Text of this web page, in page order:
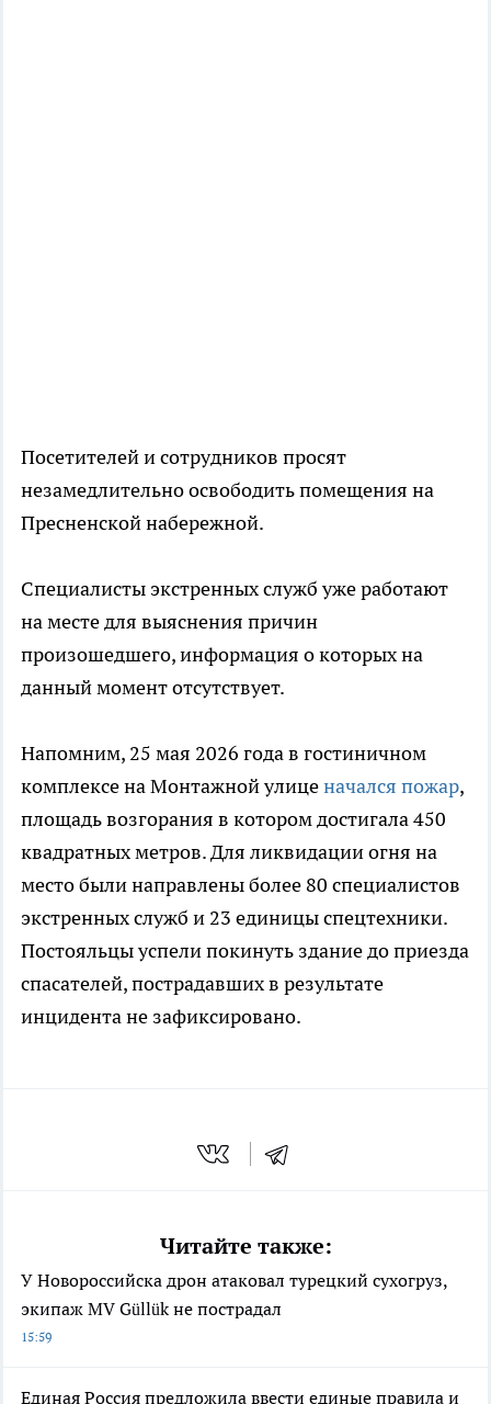
Посетителей и сотрудников просят
незамедлительно освободить помещения на
Пресненской набережной.
Специалисты экстренных служб уже работают
на месте для выяснения причин
произошедшего, информация о которых на
данный момент отсутствует.
Напомним, 25 мая 2026 года в гостиничном
комплексе на Монтажной улиценачался пожар,
площадь возгорания в котором достигала 450
квадратных метров. Для ликвидации огня на
место были направлены более 80 специалистов
экстренных служб и 23 единицы спецтехники.
Постояльцы успели покинуть здание до приезда
спасателей, пострадавших в результате
инцидента не зафиксировано.
Читайте также:
У Новороссийска дрон атаковал турецкий сухогруз,
экипаж MV Güllük не пострадал
15:59
Единая Россия предложила ввести единые правила и